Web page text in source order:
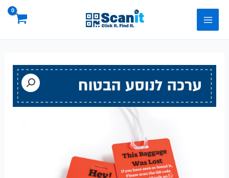
לתוכן
Main
Menu
המחיר
המקורי
היה:
המחיר
הנוכחי
הוא:
כמות
של
ערכה